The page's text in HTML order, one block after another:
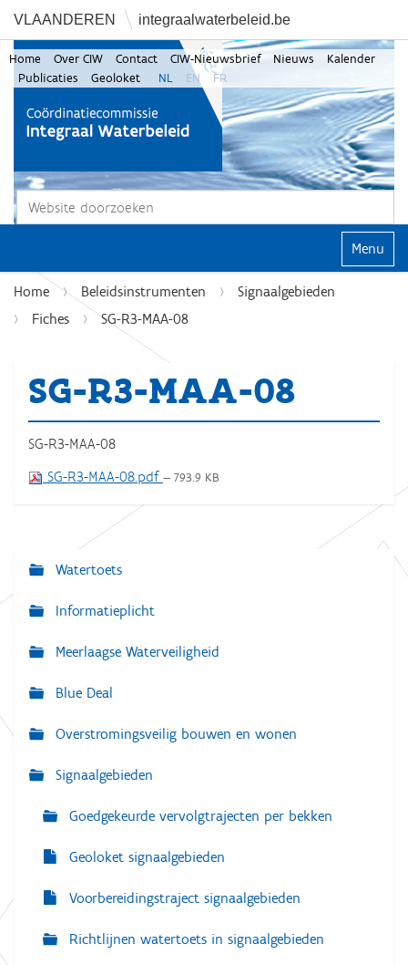
VLAANDEREN integraalwaterbeleid.be
Zoek
Home Over CIW Contact CIW-Nieuwsbrief Nieuws
Kalender
Publicaties
Geoloket NL EN FR
Klap
Home Beleidsinstrumenten
Signaalgebieden
Fiches
SG-R3-MAA-08
SG-R3-MAA-08
SG-R3-MAA-08
SG-R3-MAA-08.pdf — 793.9 KB
N
a
i
g
t
Watertoets
Informatieplicht
Meerlaagse Waterveiligheid
Blue Deal
Overstromingsveilig bouwen en wonen
Signaalgebieden
Goedgekeurde vervolgtrajecten per bekken
Geoloket signaalgebieden
Voorbereidingstraject signaalgebieden
Richtlijnen watertoets in signaalgebieden